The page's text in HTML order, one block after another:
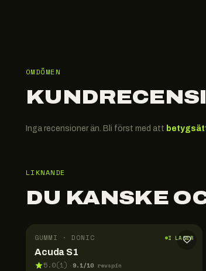
OMDÖMEN
Inga recensioner än. Bli först med att
LIKNANDE
DU KANSKE
GUMMI · DONIC I LAGER
Acuda S1
5.0(1) · 9.1/10 revspin